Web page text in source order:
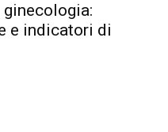
e indicatori di